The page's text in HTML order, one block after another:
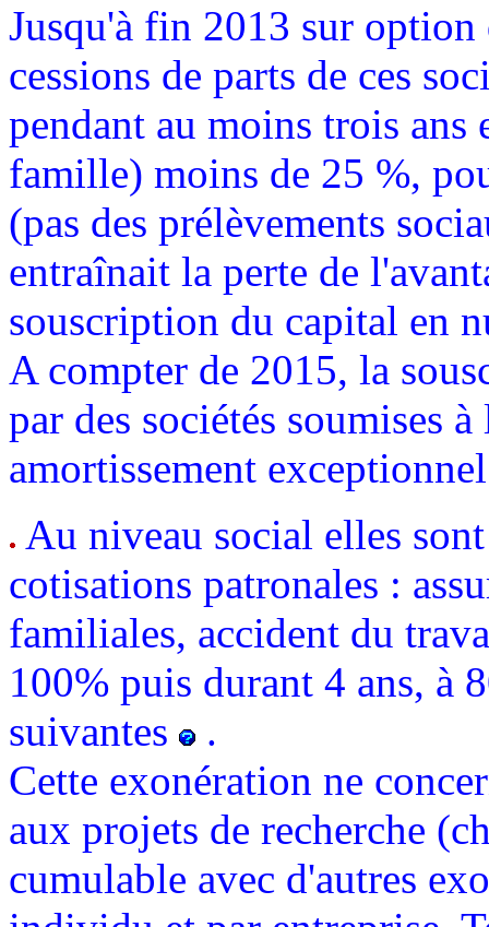
Jusqu'à fin 2013 sur option
cessions de parts de ces
pendant au moins trois
famille) moins de 25 %,
(pas des prélèvements
entraînait la perte de
souscription du capital en
A compter de 2015, la
par des sociétés soumises
amortissement
Au niveau social elles
cotisations patronales :
familiales, accident du
100% puis durant 4 ans, à
suivantes
.
Cette exonération ne
aux projets de recherche
cumulable avec d'autres